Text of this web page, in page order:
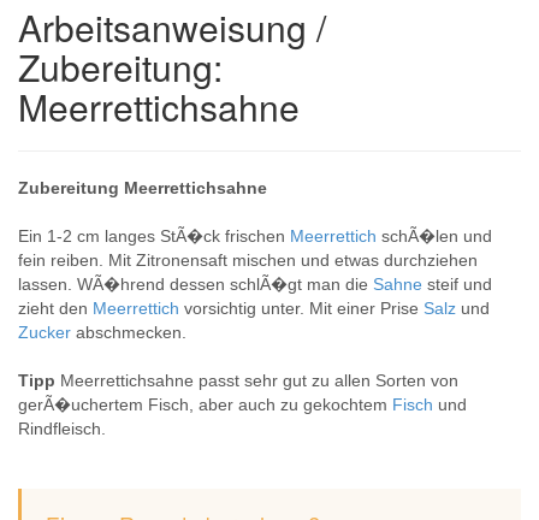
Arbeitsanweisung /
Zubereitung:
Meerrettichsahne
Zubereitung Meerrettichsahne
Ein 1-2 cm langes StÃ�ck frischen Meerrettich schÃ�len und
fein reiben. Mit Zitronensaft mischen und etwas durchziehen
lassen. WÃ�hrend dessen schlÃ�gt man die Sahne steif und
zieht den Meerrettich vorsichtig unter. Mit einer Prise Salz und
Zucker abschmecken.
Tipp Meerrettichsahne passt sehr gut zu allen Sorten von
gerÃ�uchertem Fisch, aber auch zu gekochtem Fisch und
Rindfleisch.